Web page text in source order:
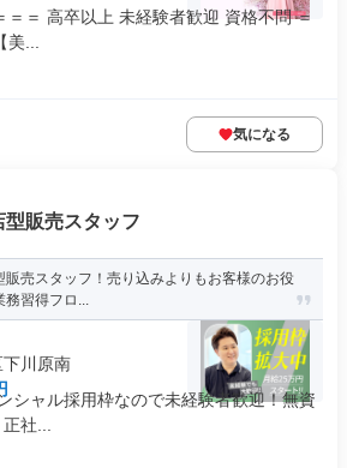
＝＝ 高卒以上 未経験者歓迎 資格不問 ＝
...
気になる
販売スタッフ
販売スタッフ！売り込みよりもお客様のお役
務習得フロ...
川原南
シャル採用枠なので未経験者歓迎！無資
社...